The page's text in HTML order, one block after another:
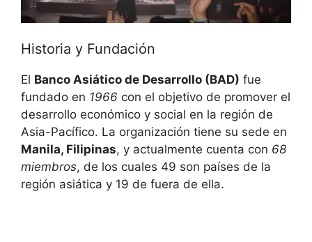
Historia y Fundación
El Banco Asiático de Desarrollo (BAD) fue
fundado en 1966 con el objetivo de promover el
desarrollo económico y social en la región de
Asia-Pacífico. La organización tiene su sede en
Manila, Filipinas, y actualmente cuenta con 68
miembros, de los cuales 49 son países de la
región asiática y 19 de fuera de ella.